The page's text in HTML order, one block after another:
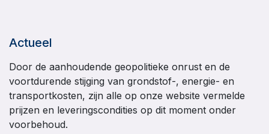
Actueel
Door de aanhoudende geopolitieke onrust en de
voortdurende stijging van grondstof-, energie- en
transportkosten, zijn alle op onze website vermelde
prijzen en leveringscondities op dit moment onder
voorbehoud.